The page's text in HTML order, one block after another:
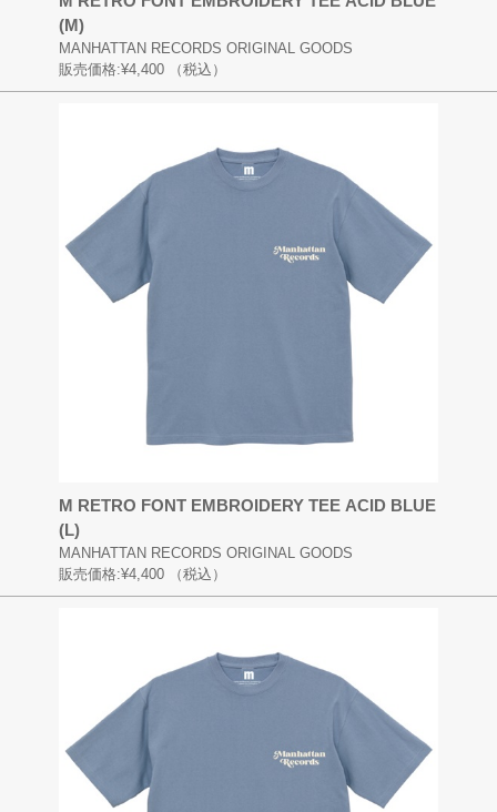
(M)
MANHATTAN RECORDS ORIGINAL GOODS
販売価格:¥4,400 （税込）
M RETRO FONT EMBROIDERY TEE ACID BLUE
(L)
MANHATTAN RECORDS ORIGINAL GOODS
販売価格:¥4,400 （税込）